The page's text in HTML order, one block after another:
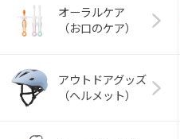
オーラルケア
（お口のケア）
アウトドアグッズ
（ヘルメット）